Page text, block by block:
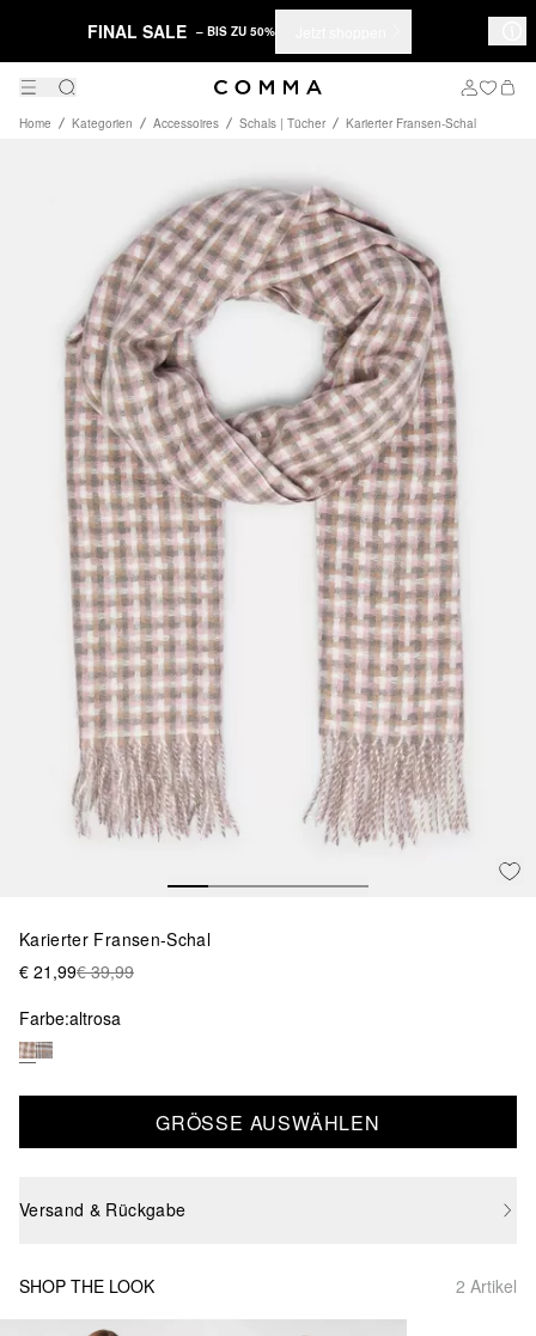
FINAL SALE – BIS ZU 50%
Home Kategorien Accessoires Schals | Tücher Karierter Fransen-Schal
Karierter Fransen-Schal
€ 21,99€ 39,99
Farbe:altrosa
GRÖSSE AUSWÄHLEN
Versand & Rückgabe
SHOP THE LOOK 2 Artikel